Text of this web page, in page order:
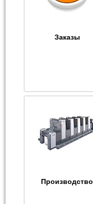
Заказы
Производство